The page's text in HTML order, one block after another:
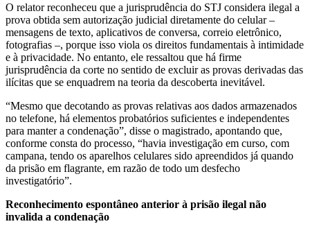
O relator reconheceu que a jurisprudência do STJ considera ilegal a
prova obtida sem autorização judicial diretamente do celular –
mensagens de texto, aplicativos de conversa, correio eletrônico,
fotografias –, porque isso viola os direitos fundamentais à intimidade
e à privacidade. No entanto, ele ressaltou que há firme
jurisprudência da corte no sentido de excluir as provas derivadas das
ilícitas que se enquadrem na teoria da descoberta inevitável.
“Mesmo que decotando as provas relativas aos dados armazenados
no telefone, há elementos probatórios suficientes e independentes
para manter a condenação”, disse o magistrado, apontando que,
conforme consta do processo, “havia investigação em curso, com
campana, tendo os aparelhos celulares sido apreendidos já quando
da prisão em flagrante, em razão de todo um desfecho
investigatório”.
Reconhecimento espontâneo anterior à prisão ilegal não
invalida a condenação